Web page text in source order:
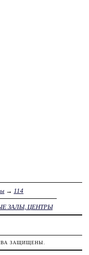
→ 114
ЗАЛЫ, ЦЕНТРЫ
ЗАЩИЩЕНЫ.